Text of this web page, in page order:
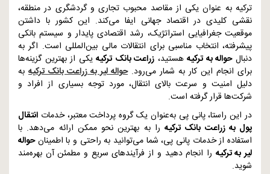
ترکیه به عنوان یکی از مقاصد محبوب تجاری و گردشگری در منطقه،
نقشی کلیدی در اقتصاد جهانی ایفا می‌کند. این کشور با داشتن
موقعیت جغرافیایی استراتژیک، رشد اقتصادی پایدار و سیستم بانکی
پیشرفته، انتخاب مناسبی برای انتقالات مالی بین‌المللی است. اگر به
دنبالحواله به ترکیههستید، زراعت بانک ترکیهیکی از بهترین گزینه‌ها
برای انجام این کار به شمار می‌رود.حواله لیر به زراعت بانک ترکیه به
دلیل امنیت و سرعت بالای انتقال، مورد توجه بسیاری از افراد و
شرکت‌ها قرار گرفته است.
در این راستا، پانی پی به‌عنوان یک گروه پرداخت معتبر، خدمات انتقال
پول به زراعت بانک ترکیه را به بهترین نحو ممکن ارائه می‌دهد. با
استفاده از خدمات پانی پی، شما می‌توانید به راحتی و با اطمینانحواله
لیر به ترکیه را انجام دهید و از فرآیندهای سریع و مطمئن آن بهره‌مند
شوید.